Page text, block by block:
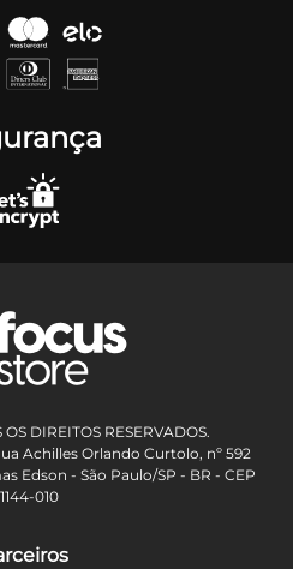
DIREITOS RESERVADOS.
Achilles Orlando Curtolo, nº 592
Edson - São Paulo/SP - BR - CEP
010